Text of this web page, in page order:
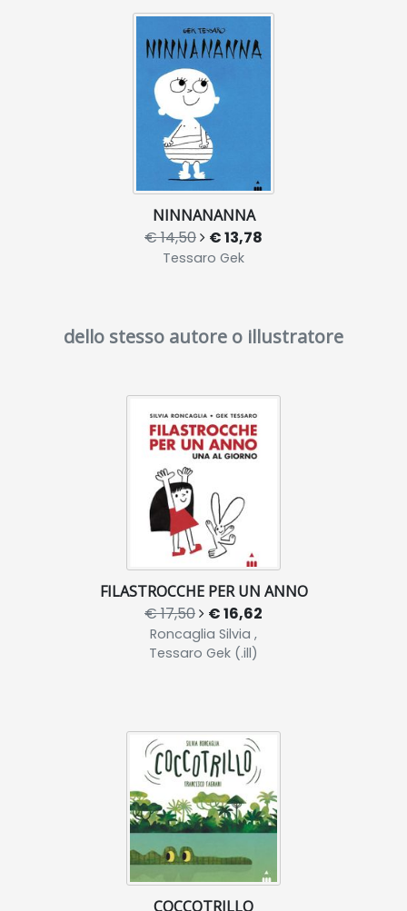
NINNANANNA
€ 14,50 € 13,78
Tessaro Gek
dello stesso autore o illustratore
FILASTROCCHE PER UN ANNO
€ 17,50 € 16,62
Roncaglia Silvia ,
Tessaro Gek (.ill)
COCCOTRILLO